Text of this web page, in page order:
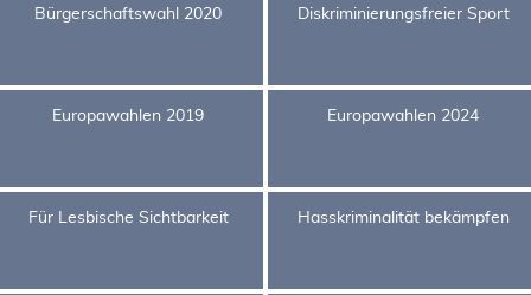
Bürgerschaftswahl 2020 Diskriminierungsfreier Sport
Europawahlen 2019 Europawahlen 2024
Für Lesbische Sichtbarkeit Hasskriminalität bekämpfen